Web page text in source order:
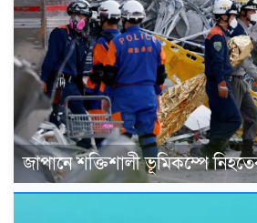
জাপানে শক্তিশালী ভূমিকম্পে